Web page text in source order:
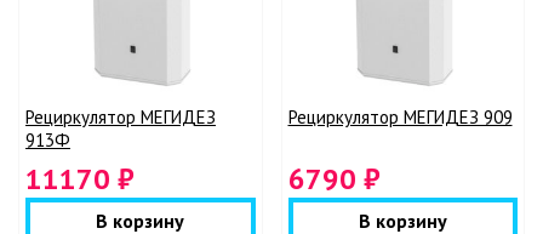
Рециркулятор МЕГИДЕЗ
913Ф
11170 ₽
В корзину
Рециркулятор МЕГИДЕЗ 909
6790 ₽
В корзину